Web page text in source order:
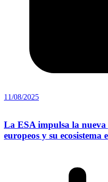
11/08/2025
La ESA impulsa la nueva
europeos y su ecosistema